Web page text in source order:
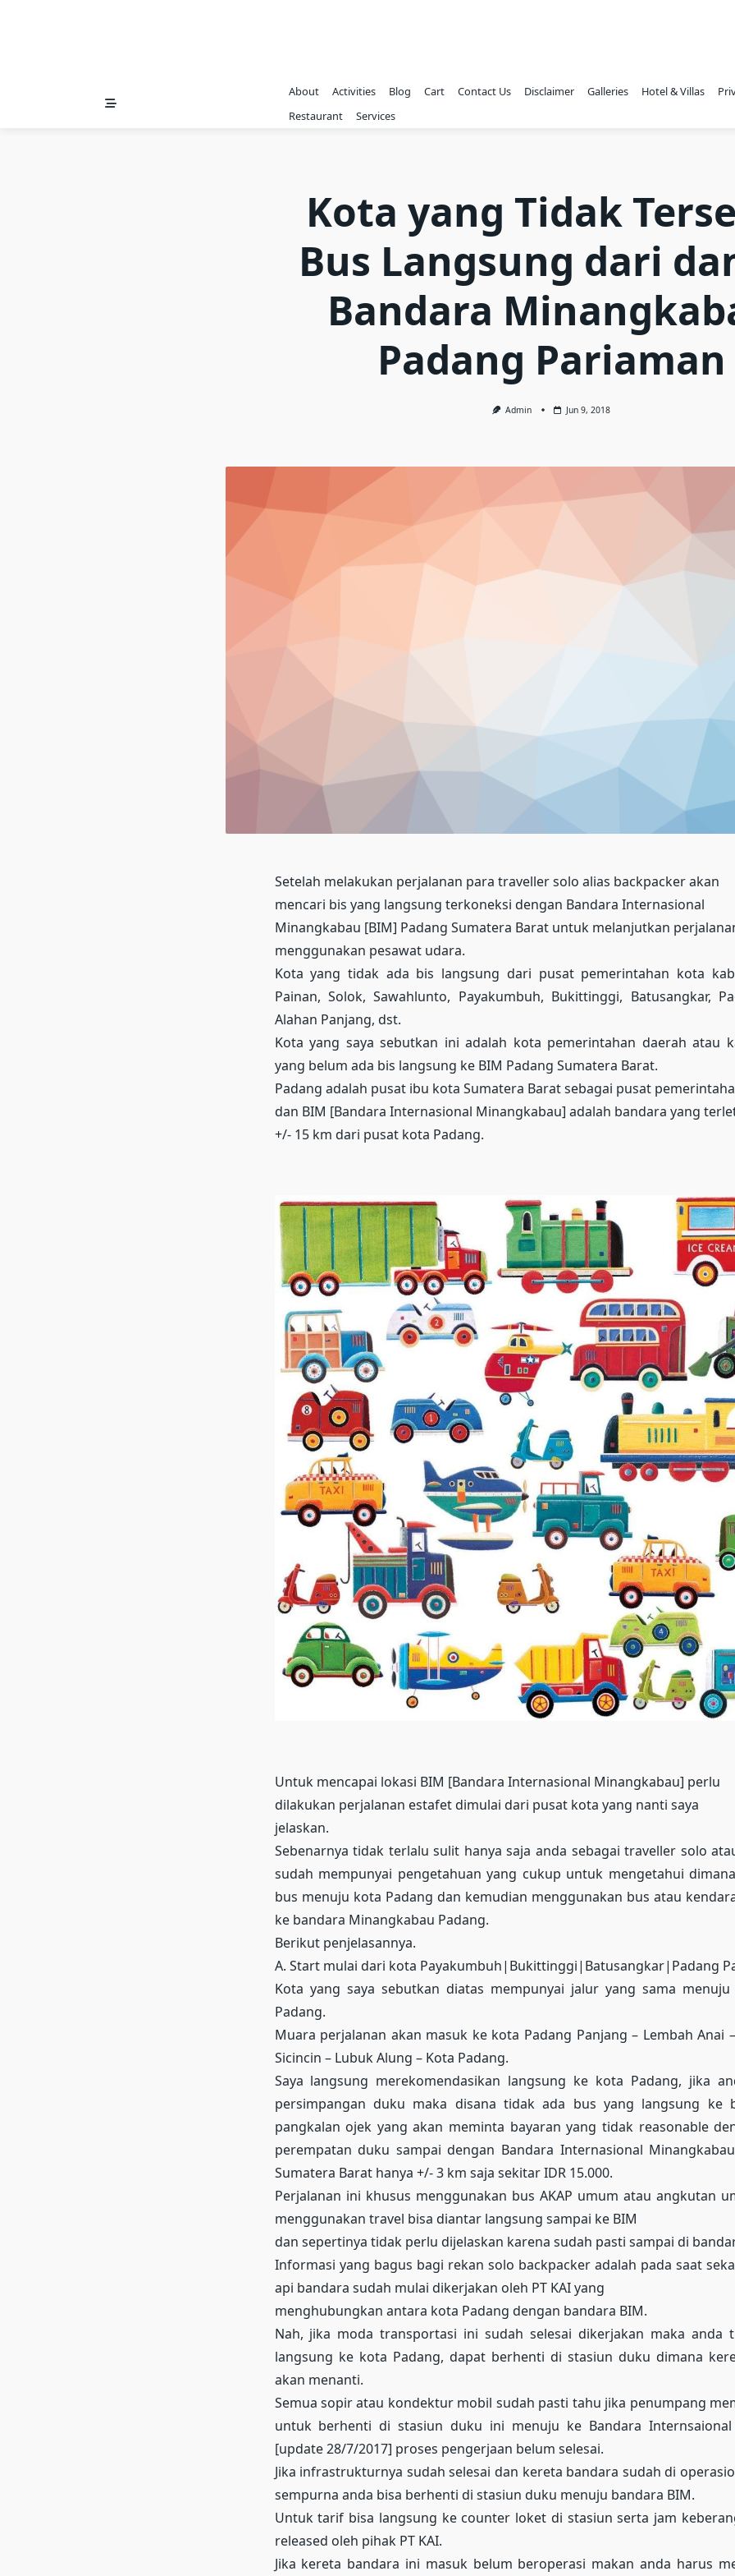
About Activities Blog Cart Contact Us Disclaimer Galleries Hotel & Villas
Restaurant
Services
Kota yang Tidak
Bus Langsung dari
Bandara
Padang Pariaman
Admin Jun 9, 2018
Setelah melakukan perjalanan para traveller solo alias backpacker akan
mencari bis yang langsung terkoneksi dengan Bandara Internasional
Minangkabau [BIM] Padang Sumatera Barat untuk melanjutkan
menggunakan pesawat udara.
Kota yang tidak ada bis langsung dari pusat pemerintahan kota
Painan, Solok, Sawahlunto, Payakumbuh, Bukittinggi, Batusangkar,
Alahan Panjang, dst.
Kota yang saya sebutkan ini adalah kota pemerintahan daerah atau
yang belum ada bis langsung ke BIM Padang Sumatera Barat.
Padang adalah pusat ibu kota Sumatera Barat sebagai pusat
dan BIM [Bandara Internasional Minangkabau] adalah bandara yang
+/- 15 km dari pusat kota Padang.
Untuk mencapai lokasi BIM [Bandara Internasional Minangkabau] perlu
dilakukan perjalanan estafet dimulai dari pusat kota yang nanti saya
jelaskan.
Sebenarnya tidak terlalu sulit hanya saja anda sebagai traveller solo
sudah mempunyai pengetahuan yang cukup untuk mengetahui
bus menuju kota Padang dan kemudian menggunakan bus atau
ke bandara Minangkabau Padang.
Berikut penjelasannya.
A. Start mulai dari kota Payakumbuh|Bukittinggi|Batusangkar|Padang
Kota yang saya sebutkan diatas mempunyai jalur yang sama
Padang.
Muara perjalanan akan masuk ke kota Padang Panjang – Lembah Anai
Sicincin – Lubuk Alung – Kota Padang.
Saya langsung merekomendasikan langsung ke kota Padang, jika
persimpangan duku maka disana tidak ada bus yang langsung ke
pangkalan ojek yang akan meminta bayaran yang tidak reasonable
perempatan duku sampai dengan Bandara Internasional
Sumatera Barat hanya +/- 3 km saja sekitar IDR 15.000.
Perjalanan ini khusus menggunakan bus AKAP umum atau angkutan
menggunakan travel bisa diantar langsung sampai ke BIM
dan sepertinya tidak perlu dijelaskan karena sudah pasti sampai di
Informasi yang bagus bagi rekan solo backpacker adalah pada saat
api bandara sudah mulai dikerjakan oleh PT KAI yang
menghubungkan antara kota Padang dengan bandara BIM.
Nah, jika moda transportasi ini sudah selesai dikerjakan maka anda
langsung ke kota Padang, dapat berhenti di stasiun duku dimana
akan menanti.
Semua sopir atau kondektur mobil sudah pasti tahu jika penumpang
untuk berhenti di stasiun duku ini menuju ke Bandara Internsaional
[update 28/7/2017] proses pengerjaan belum selesai.
Jika infrastrukturnya sudah selesai dan kereta bandara sudah di
sempurna anda bisa berhenti di stasiun duku menuju bandara BIM.
Untuk tarif bisa langsung ke counter loket di stasiun serta jam
released oleh pihak PT KAI.
Jika kereta bandara ini masuk belum beroperasi makan anda harus